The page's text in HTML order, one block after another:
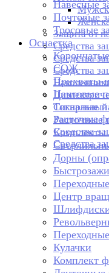
Защита от
Средства
Средства
Средства
Сигнальный
Защитные
Средства
Средства
Навесные
Почтовые
Тросовые
Оснастка
СОЖ
Прихваты-
Цанговые
Токарные
Расточные
Комплекты
Дорны
Центр
Кулачки
Комплект